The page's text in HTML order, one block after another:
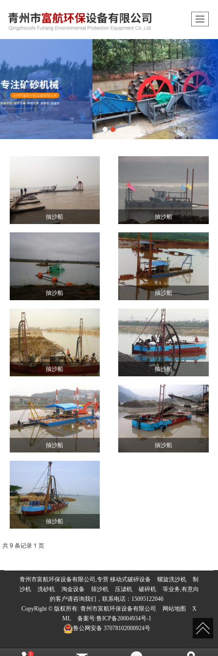
抽沙船 抽沙船
抽沙船 抽沙船
抽沙船 抽沙船
抽沙船 抽沙船
抽沙船
共 9 条记录 1 页
青州市富航环保设备有限公司,专营 移动式破碎设备 螺旋洗沙机
制
沙机
洗砂机 淘金设备 筛沙机 压滤机 破碎机
等业务,有意向
的客户请咨询我们，联系电话： 15095122046
CopyRight © 版权所有: 青州市富航环保设备有限公司 网站地图
X
ML
备案号:鲁ICP备20004934号-1
鲁公网安备37078102000924号